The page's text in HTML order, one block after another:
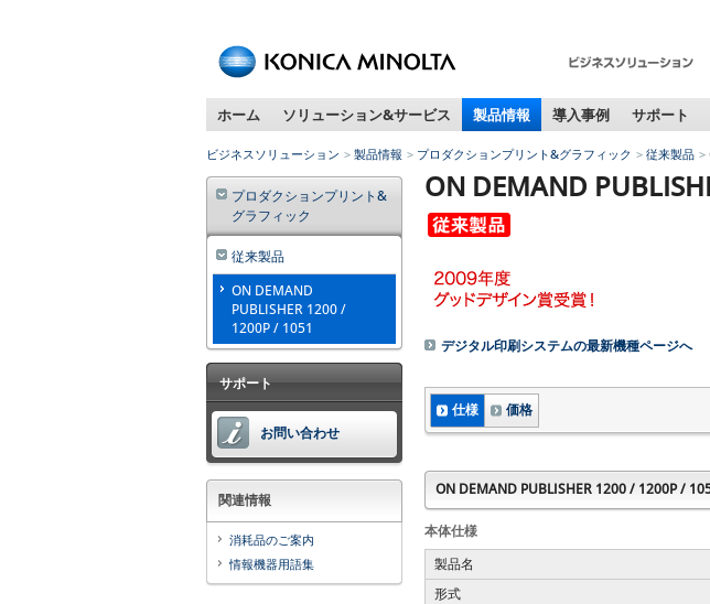
ホーム
ソリューション&サービス 製品情報 導入事例 サポート
ビジネスソリューション 製品情報 プロダクションプリント&グラフィック 従来製品
ON DEMAND
デジタル印刷システムの最新機種ページへ
仕様 価格
ON DEMAND PUBLISHER 1200 / 1200P /
本体仕様
製品名
形式
プロダクションプリント&
グラフィック
従来製品
ON DEMAND
PUBLISHER 1200 /
1200P / 1051
サポート
お問い合わせ
関連情報
消耗品のご案内
情報機器用語集